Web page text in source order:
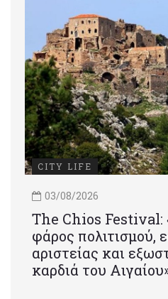
CITY LIFE
03/08/2026
Τhe Chios Festival:
φάρος πολιτισμού,
αριστείας και
καρδιά του